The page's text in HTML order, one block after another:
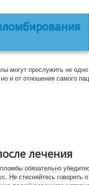
могут прослужить не
и от отношения самого
лечения
обязательно
Не стесняйтесь